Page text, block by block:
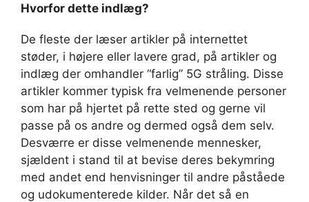
Hvorfor dette indlæg?
De fleste der læser artikler på internettet
støder, i højere eller lavere grad, på artikler og
indlæg der omhandler “farlig” 5G stråling. Disse
artikler kommer typisk fra velmenende personer
som har på hjertet på rette sted og gerne vil
passe på os andre og dermed også dem selv.
Desværre er disse velmenende mennesker,
sjældent i stand til at bevise deres bekymring
med andet end henvisninger til andre påståede
og udokumenterede kilder. Når det så en